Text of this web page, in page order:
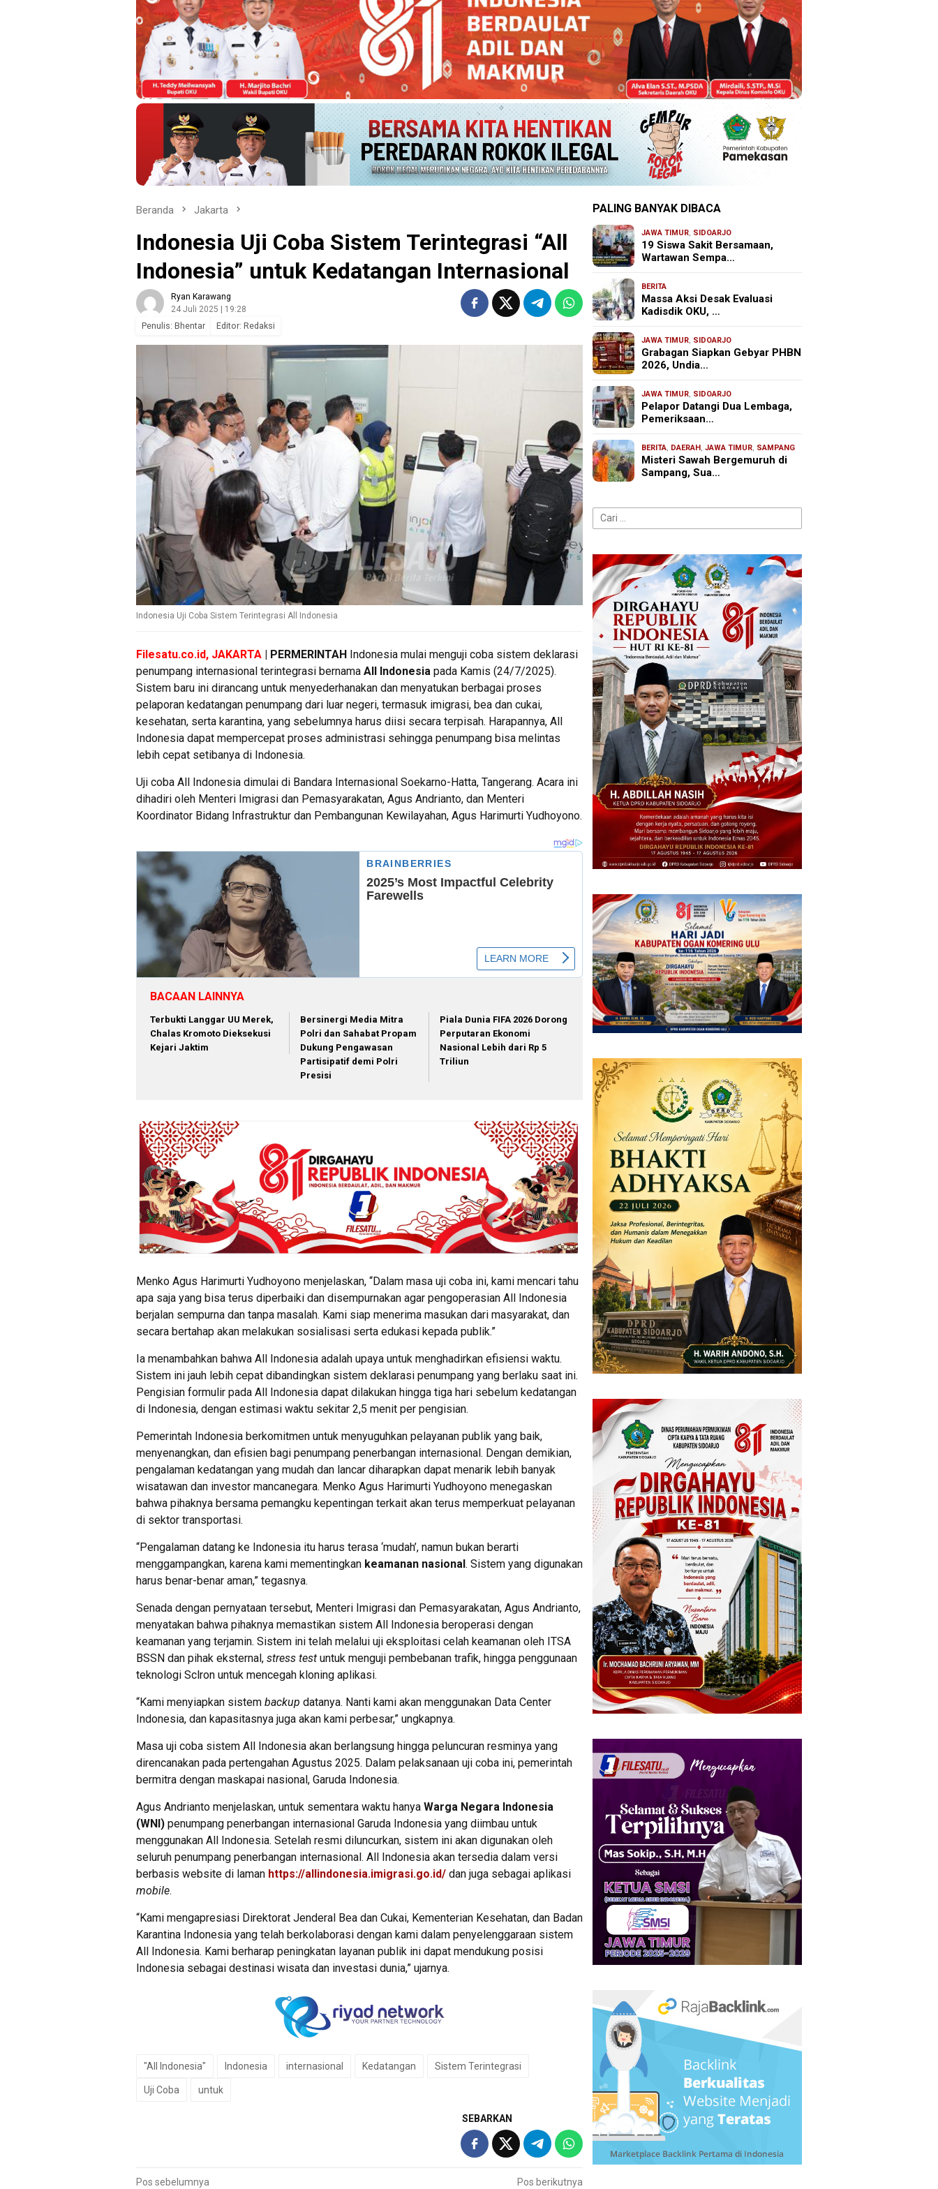
Beranda Jakarta
Indonesia Uji Coba Sistem Terintegrasi “All
Indonesia” untuk Kedatangan Internasional
Ryan Karawang
24 Juli 2025 | 19:28
Penulis: Bhentar Editor: Redaksi
Indonesia Uji Coba Sistem Terintegrasi All Indonesia
Filesatu.co.id, JAKARTA | PERMERINTAH
Indonesia mulai menguji coba sistem deklarasi
penumpang internasional terintegrasi bernama All Indonesia pada Kamis (24/7/2025).
Sistem baru ini dirancang untuk menyederhanakan dan menyatukan berbagai proses
pelaporan kedatangan penumpang dari luar negeri, termasuk imigrasi, bea dan cukai,
kesehatan, serta karantina, yang sebelumnya harus diisi secara terpisah. Harapannya, All
Indonesia dapat mempercepat proses administrasi sehingga penumpang bisa melintas
lebih cepat setibanya di Indonesia.
Uji coba All Indonesia dimulai di Bandara Internasional Soekarno-Hatta, Tangerang. Acara ini
dihadiri oleh Menteri Imigrasi dan Pemasyarakatan, Agus Andrianto, dan Menteri
Koordinator Bidang Infrastruktur dan Pembangunan Kewilayahan, Agus Harimurti Yudhoyono.
BACAAN LAINNYA
Terbukti Langgar UU Merek,
Chalas Kromoto Dieksekusi
Kejari Jaktim
Bersinergi Media Mitra
Polri dan Sahabat Propam
Dukung Pengawasan
Partisipatif demi Polri
Presisi
Piala Dunia FIFA 2026 Dorong
Perputaran Ekonomi
Nasional Lebih dari Rp 5
Triliun
Menko Agus Harimurti Yudhoyono menjelaskan, “Dalam masa uji coba ini, kami mencari tahu
apa saja yang bisa terus diperbaiki dan disempurnakan agar pengoperasian All Indonesia
berjalan sempurna dan tanpa masalah. Kami siap menerima masukan dari masyarakat, dan
secara bertahap akan melakukan sosialisasi serta edukasi kepada publik.”
Ia menambahkan bahwa All Indonesia adalah upaya untuk menghadirkan efisiensi waktu.
Sistem ini jauh lebih cepat dibandingkan sistem deklarasi penumpang yang berlaku saat ini.
Pengisian formulir pada All Indonesia dapat dilakukan hingga tiga hari sebelum kedatangan
di Indonesia, dengan estimasi waktu sekitar 2,5 menit per pengisian.
Pemerintah Indonesia berkomitmen untuk menyuguhkan pelayanan publik yang baik,
menyenangkan, dan efisien bagi penumpang penerbangan internasional. Dengan demikian,
pengalaman kedatangan yang mudah dan lancar diharapkan dapat menarik lebih banyak
wisatawan dan investor mancanegara. Menko Agus Harimurti Yudhoyono menegaskan
bahwa pihaknya bersama pemangku kepentingan terkait akan terus memperkuat pelayanan
di sektor transportasi.
“Pengalaman datang ke Indonesia itu harus terasa ‘mudah’, namun bukan berarti
menggampangkan, karena kami mementingkan keamanan nasional . Sistem yang digunakan
harus benar-benar aman,” tegasnya.
Senada dengan pernyataan tersebut, Menteri Imigrasi dan Pemasyarakatan, Agus Andrianto,
menyatakan bahwa pihaknya memastikan sistem All Indonesia beroperasi dengan
keamanan yang terjamin. Sistem ini telah melalui uji eksploitasi celah keamanan oleh ITSA
BSSN dan pihak eksternal, stress test untuk menguji pembebanan trafik, hingga penggunaan
teknologi Sclron untuk mencegah kloning aplikasi.
“Kami menyiapkan sistem backup datanya. Nanti kami akan menggunakan Data Center
Indonesia, dan kapasitasnya juga akan kami perbesar,” ungkapnya.
Masa uji coba sistem All Indonesia akan berlangsung hingga peluncuran resminya yang
direncanakan pada pertengahan Agustus 2025. Dalam pelaksanaan uji coba ini, pemerintah
bermitra dengan maskapai nasional, Garuda Indonesia.
Agus Andrianto menjelaskan, untuk sementara waktu hanya Warga Negara Indonesia
(WNI) penumpang penerbangan internasional Garuda Indonesia yang diimbau untuk
menggunakan All Indonesia. Setelah resmi diluncurkan, sistem ini akan digunakan oleh
seluruh penumpang penerbangan internasional. All Indonesia akan tersedia dalam versi
berbasis website di laman https://allindonesia.imigrasi.go.id/ dan juga sebagai aplikasi
mobile.
“Kami mengapresiasi Direktorat Jenderal Bea dan Cukai, Kementerian Kesehatan, dan Badan
Karantina Indonesia yang telah berkolaborasi dengan kami dalam penyelenggaraan sistem
All Indonesia. Kami berharap peningkatan layanan publik ini dapat mendukung posisi
Indonesia sebagai destinasi wisata dan investasi dunia,” ujarnya.
"All Indonesia" Indonesia internasional Kedatangan Sistem Terintegrasi
Uji Coba untuk
SEBARKAN
Pos sebelumnya Pos berikutnya
PALING BANYAK DIBACA
JAWA TIMUR, SIDOARJO
19 Siswa Sakit Bersamaan,
Wartawan Sempa…
BERITA
Massa Aksi Desak Evaluasi
Kadisdik OKU, …
JAWA TIMUR, SIDOARJO
Grabagan Siapkan Gebyar PHBN
2026, Undia…
JAWA TIMUR, SIDOARJO
Pelapor Datangi Dua Lembaga,
Pemeriksaan…
BERITA, DAERAH,JAWA TIMUR, SAMPANG
Misteri Sawah Bergemuruh di
Sampang, Sua…
Cari
untuk: